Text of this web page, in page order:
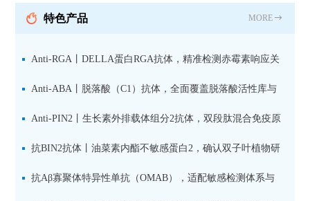
特色产品 MORE
Anti-RGA丨DELLA蛋白RGA抗体，精准检测赤霉素响应关
键抑制因子
Anti-ABA丨脱落酸（C1）抗体，全面覆盖脱落酸活性库与
储存库
Anti-PIN2丨生长素外排载体组分2抗体，双段肽混合免疫原
设计方案
抗BIN2抗体丨油菜素内酯不敏感蛋白2，确认双子叶植物研
究数据特异性
抗Aβ寡聚体特异性单抗（OMAB），适配敏感检测体系与